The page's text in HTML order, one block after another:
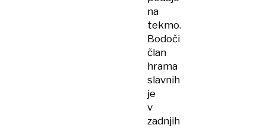
na
tekmo.
Bodoči
član
hrama
slavnih
je
v
zadnjih